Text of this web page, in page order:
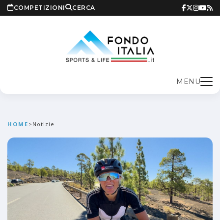
COMPETIZIONI CERCA
MENU
HOME > Notizie